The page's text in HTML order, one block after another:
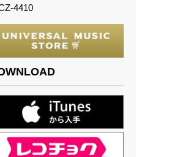
4410